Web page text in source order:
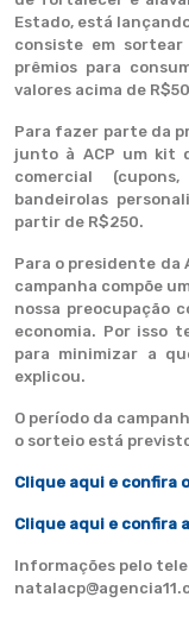
Estado, está
consiste em
prêmios para
valores acima de
Para fazer parte da
junto à ACP um kit
comercial
bandeirolas
partir de R$250.
Para o presidente da
campanha compõe
nossa preocupação
economia. Por isso
para minimizar a
explicou.
O período da
o sorteio está
Clique aqui e confira
Clique aqui e confira
Informações pelo